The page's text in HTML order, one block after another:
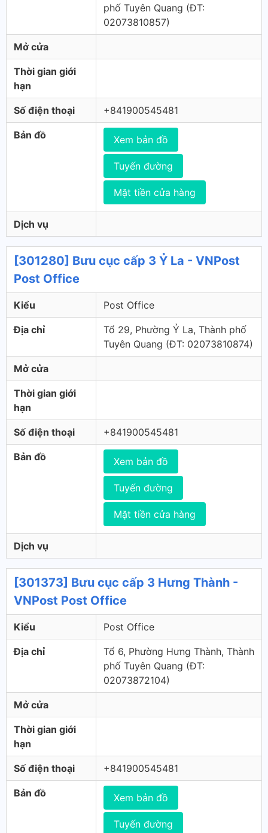
phố Tuyên Quang (ÐT:
02073810857)
Mở cửa
Thời gian giới
hạn
Số điện thoại +841900545481
Bản đồ Xem bản đồ
Tuyến đường
Mặt tiền cửa hàng
Dịch vụ
[301280] Bưu cục cấp 3 Ỷ La - VNPost
Post Office
Kiểu Post Office
Địa chỉ
Tổ 29, Phường Ỷ La, Thành phố
Tuyên Quang (ÐT: 02073810874)
Mở cửa
Thời gian giới
hạn
Số điện thoại +841900545481
Bản đồ Xem bản đồ
Tuyến đường
Mặt tiền cửa hàng
Dịch vụ
[301373] Bưu cục cấp 3 Hưng Thành -
VNPost Post Office
Kiểu Post Office
Địa chỉ
Tổ 6, Phường Hưng Thành, Thành
phố Tuyên Quang (ÐT:
02073872104)
Mở cửa
Thời gian giới
hạn
Số điện thoại +841900545481
Bản đồ Xem bản đồ
Tuyến đường